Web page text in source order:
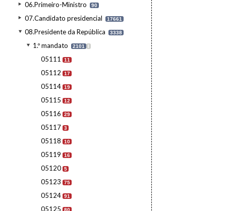
06.Primeiro-Ministro 90
07.Candidato presidencial 17661
08.Presidente da República 3338
1.º mandato 2101 I
05111 11
05112 17
05114 19
05115 12
05116 29
05117 3
05118 10
05119 16
05120 5
05123 75
05124 91
05125 80